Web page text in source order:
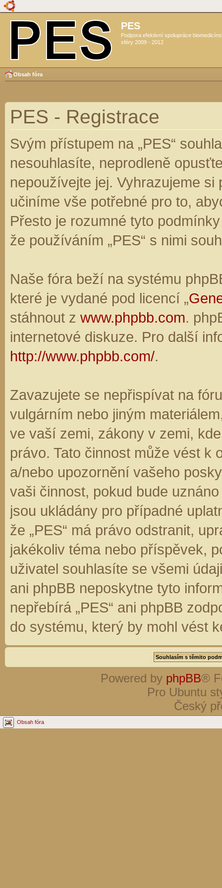
PES
Podpora efektivní spolupráce
sféry 2009 - 2012
Obsah fóra
PES - Registrace
Svým přístupem na „PES“
nesouhlasíte, neprodleně
nepoužívejte jej. Vyhrazujeme
učiníme vše potřebné pro to,
Přesto je rozumné tyto
že používáním „PES“ s nimi
Naše fóra beží na systému
které je vydané pod licencí „
stáhnout z www.phpbb.com.
internetové diskuze. Pro další
http://www.phpbb.com/.
Zavazujete se nepřispívat na
vulgárním nebo jiným
ve vaší zemi, zákony v zemi,
právo. Tato činnost může vést k
a/nebo upozornění vašeho
vaši činnost, pokud bude
jsou ukládány pro případné
že „PES“ má právo odstranit,
jakékoliv téma nebo příspěvek,
uživatel souhlasíte se všemi
ani phpBB neposkytne tyto
nepřebírá „PES“ ani phpBB
do systému, který by mohl vést
Powered by phpBB®
Pro Ubuntu
Český
Obsah fóra